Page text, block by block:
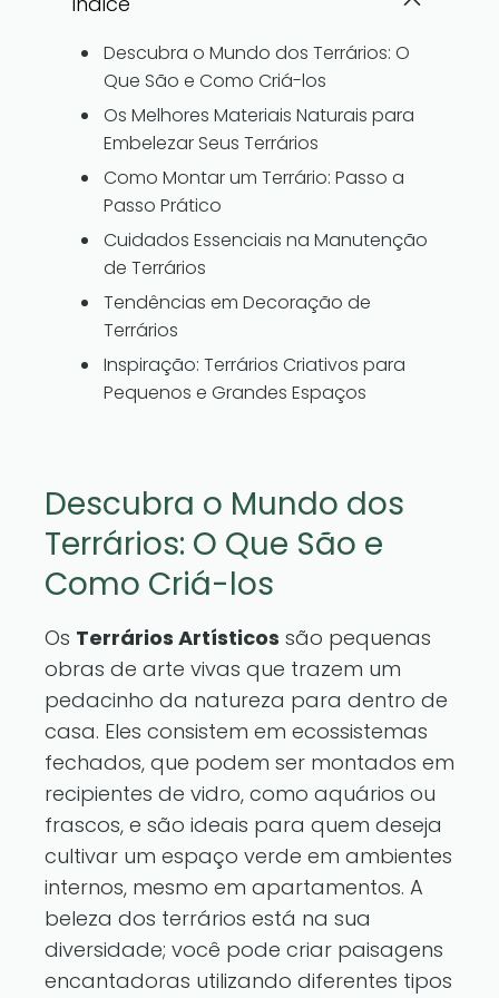
Descubra o Mundo dos Terrários: O
Que São e Como Criá-los
Os Melhores Materiais Naturais para
Embelezar Seus Terrários
Como Montar um Terrário: Passo a
Passo Prático
Cuidados Essenciais na Manutenção
de Terrários
Tendências em Decoração de
Terrários
Inspiração: Terrários Criativos para
Pequenos e Grandes Espaços
Descubra o Mundo dos
Terrários: O Que São e
Como Criá-los
Os Terrários Artísticos são pequenas
obras de arte vivas que trazem um
pedacinho da natureza para dentro de
casa. Eles consistem em ecossistemas
fechados, que podem ser montados em
recipientes de vidro, como aquários ou
frascos, e são ideais para quem deseja
cultivar um espaço verde em ambientes
internos, mesmo em apartamentos. A
beleza dos terrários está na sua
diversidade; você pode criar paisagens
encantadoras utilizando diferentes tipos